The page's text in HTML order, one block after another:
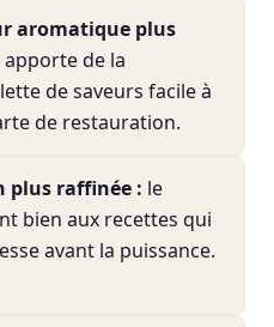
aromatique plus
apporte de la
de saveurs facile à
de restauration.
plus raffinée : le
bien aux recettes qui
avant la puissance.